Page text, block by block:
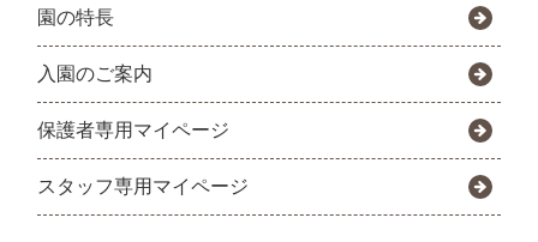
園の特長
入園のご案内
保護者専用マイページ
スタッフ専用マイページ